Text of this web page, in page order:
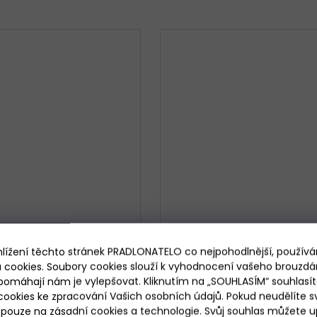
těchto stránek PRADLONATELO co nejpohodlnější,
Soubory cookies slouží k vyhodnocení vašeho
nám je vylepšovat. Kliknutím na „SOUHLASÍM“
ke zpracování Vašich osobních údajů. Pokud neudělíte
na zásadní cookies a technologie. Svůj souhlas můžete
kalhotky Julimex
Dámské kalhotky Julimex